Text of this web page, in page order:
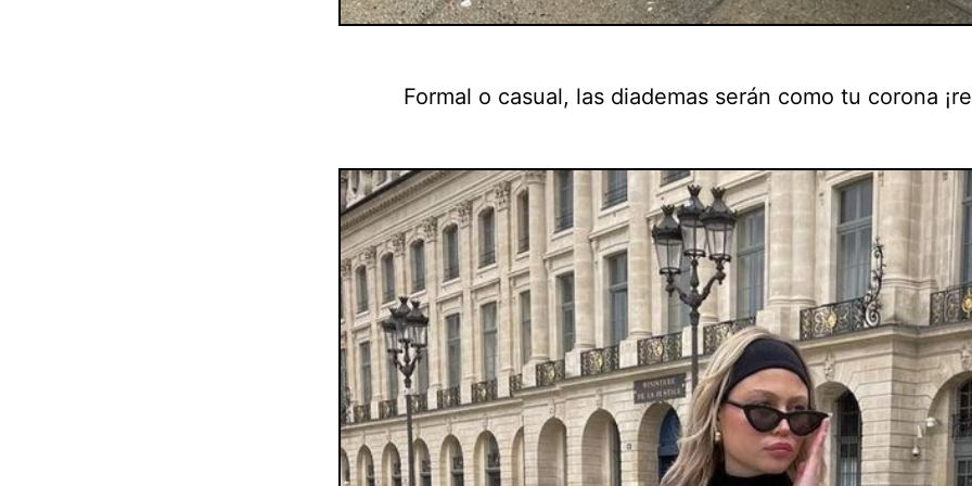
Formal o casual, las diademas serán como tu corona